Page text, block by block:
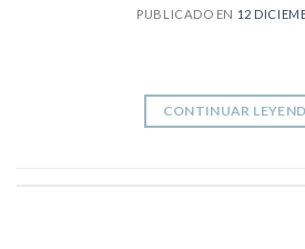
PUBLICADO EN 12
CONTINUAR